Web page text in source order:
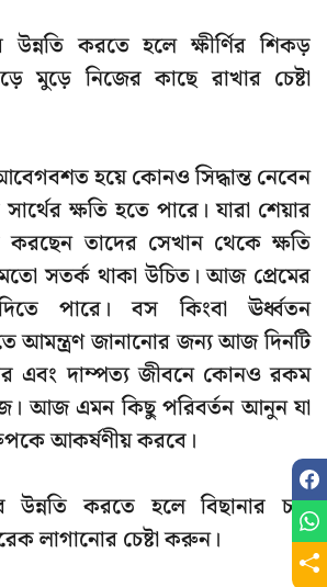
উন্নতি করতে হলে ক্ষীর্ণির শিকড়
মুড়ে নিজের কাছে রাখার চেষ্টা
হয়ে কোনও সিদ্ধান্ত নেবেন
ক্ষতি হতে পারে। যারা শেয়ার
করছেন তাদের সেখান থেকে ক্ষতি
সতর্ক থাকা উচিত। আজ প্রেমের
পারে। বস কিংবা ঊর্ধ্বতন
আমন্ত্রণ জানানোর জন্য আজ দিনটি
এবং দাম্পত্য জীবনে কোনও রকম
আজ এমন কিছু পরিবর্তন আনুন যা
আকর্ষণীয় করবে।
উন্নতি করতে হলে বিছানার চার
লাগানোর চেষ্টা করুন।